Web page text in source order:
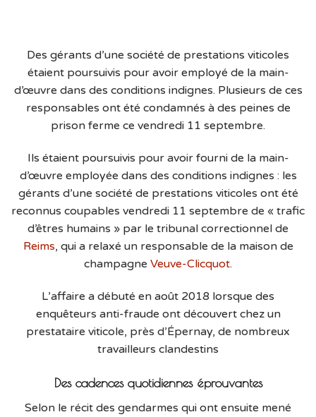
Des gérants d’une société de prestations viticoles
étaient poursuivis pour avoir employé de la main-
d’œuvre dans des conditions indignes. Plusieurs de ces
responsables ont été condamnés à des peines de
prison ferme ce vendredi 11 septembre.
Ils étaient poursuivis pour avoir fourni de la main-
d’œuvre employée dans des conditions indignes : les
gérants d’une société de prestations viticoles ont été
reconnus coupables vendredi 11 septembre de « trafic
d’êtres humains » par le tribunal correctionnel de
Reims, qui a relaxé un responsable de la maison de
champagne Veuve-Clicquot.
L’affaire a débuté en août 2018 lorsque des
enquêteurs anti-fraude ont découvert chez un
prestataire viticole, près d’Épernay, de nombreux
travailleurs clandestins
Des cadences quotidiennes éprouvantes
Selon le récit des gendarmes qui ont ensuite mené